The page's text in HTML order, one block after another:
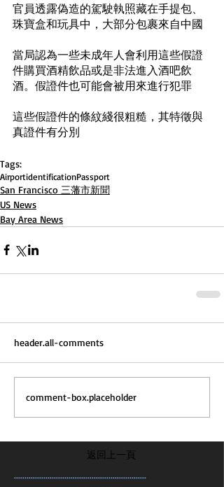
官員透露偽造的駕駛執照藏在手提包、
珠寶盒和玩具中，大部分包裹來自中國
當局認為一些未成年人會利用這些假證
件購買酒精飲品或是非法進入酒吧飲
酒。假證件也可能會被用來進行犯罪
這些假證件的條紋綫很粗糙，其特徵與
真證件有分別
Tags:
AirportidentificationPassport
San Francisco 三藩市新聞
US News
Bay Area News
header.all-comments
comment-box.placeholder
返回上一頁
...............................................................